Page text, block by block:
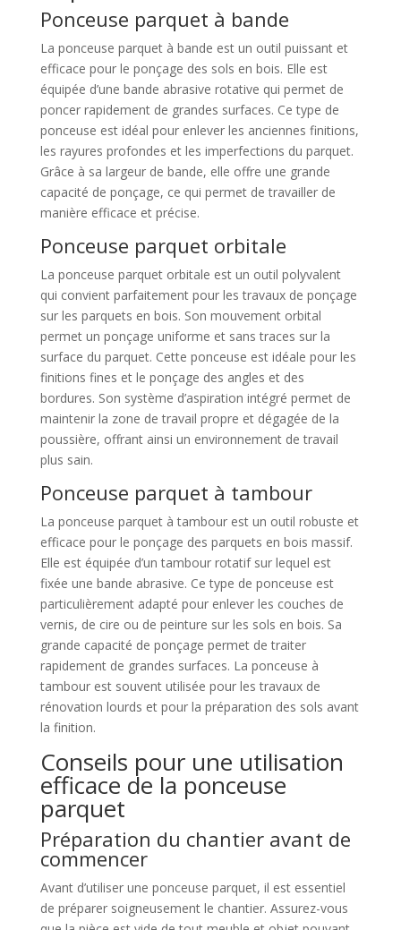
Ponceuse parquet à bande
La ponceuse parquet à bande est un outil puissant et
efficace pour le ponçage des sols en bois. Elle est
équipée d’une bande abrasive rotative qui permet de
poncer rapidement de grandes surfaces. Ce type de
ponceuse est idéal pour enlever les anciennes finitions,
les rayures profondes et les imperfections du parquet.
Grâce à sa largeur de bande, elle offre une grande
capacité de ponçage, ce qui permet de travailler de
manière efficace et précise.
Ponceuse parquet orbitale
La ponceuse parquet orbitale est un outil polyvalent
qui convient parfaitement pour les travaux de ponçage
sur les parquets en bois. Son mouvement orbital
permet un ponçage uniforme et sans traces sur la
surface du parquet. Cette ponceuse est idéale pour les
finitions fines et le ponçage des angles et des
bordures. Son système d’aspiration intégré permet de
maintenir la zone de travail propre et dégagée de la
poussière, offrant ainsi un environnement de travail
plus sain.
Ponceuse parquet à tambour
La ponceuse parquet à tambour est un outil robuste et
efficace pour le ponçage des parquets en bois massif.
Elle est équipée d’un tambour rotatif sur lequel est
fixée une bande abrasive. Ce type de ponceuse est
particulièrement adapté pour enlever les couches de
vernis, de cire ou de peinture sur les sols en bois. Sa
grande capacité de ponçage permet de traiter
rapidement de grandes surfaces. La ponceuse à
tambour est souvent utilisée pour les travaux de
rénovation lourds et pour la préparation des sols avant
la finition.
Conseils pour une utilisation
efficace de la ponceuse
parquet
Préparation du chantier avant de
commencer
Avant d’utiliser une ponceuse parquet, il est essentiel
de préparer soigneusement le chantier. Assurez-vous